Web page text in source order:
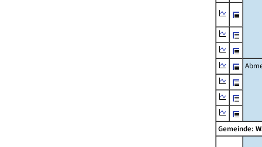
Gemeinde: